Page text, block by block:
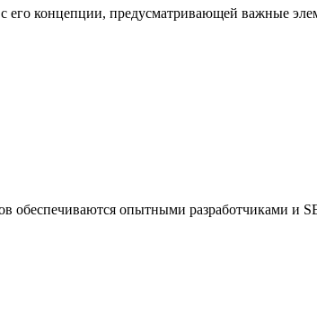
с его концепции, предусматривающей важные
обеспечиваются опытными разработчиками и